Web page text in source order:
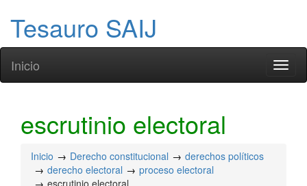
Tesauro SAIJ
Inicio
escrutinio electoral
Inicio Derecho constitucional
derechos políticos
derecho electoral
proceso electoral
escrutinio electoral